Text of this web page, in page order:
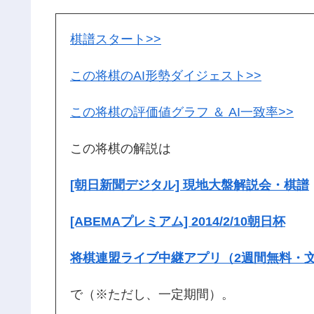
棋譜スタート>>
この将棋のAI形勢ダイジェスト>>
この将棋の評価値グラフ ＆ AI一致率>>
この将棋の解説は
[朝日新聞デジタル] 現地大盤解説会・棋譜
[ABEMAプレミアム] 2014/2/10朝日杯
将棋連盟ライブ中継アプリ（2週間無料・
で（※ただし、一定期間）。